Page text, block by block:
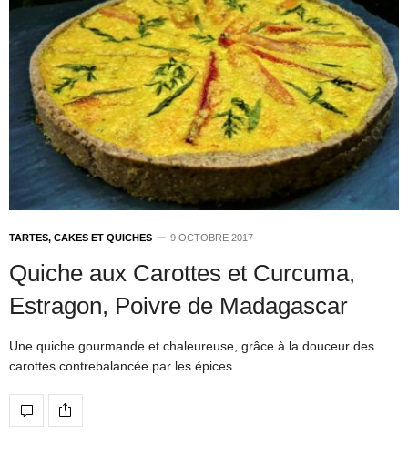
TARTES, CAKES ET QUICHES 9 OCTOBRE 2017
Quiche aux Carottes et Curcuma,
Estragon, Poivre de Madagascar
Une quiche gourmande et chaleureuse, grâce à la douceur des
carottes contrebalancée par les épices…